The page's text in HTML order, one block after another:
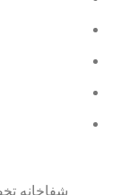
شِفاخانه